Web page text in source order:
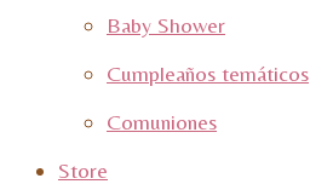
Baby Shower
Cumpleaños temáticos
Comuniones
Store